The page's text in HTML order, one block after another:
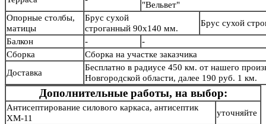
"Вельвет"
Опорные столбы,
матицы
Брус сухой
строганный 90х140 мм.
Брус сухой
Балкон
-
-
Сборка
Сборка на участке заказчика
Доставка
Бесплатно в радиусе 450 км. от нашего
Новгородской области, далее 190 руб. 1 км.
Дополнительные работы, на выбор:
Антисептирование силового каркаса, антисептик
ХМ-11
уточняйте